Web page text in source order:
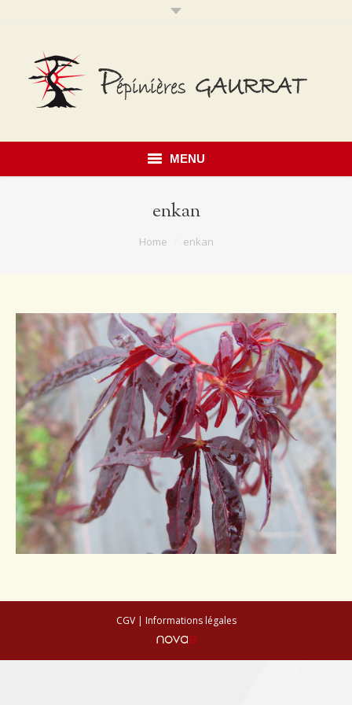
MENU
Présentation
Érables du Japon
Conseils de plantation
Accès & Contact
enkan
Home enkan
CGV| Informations légales